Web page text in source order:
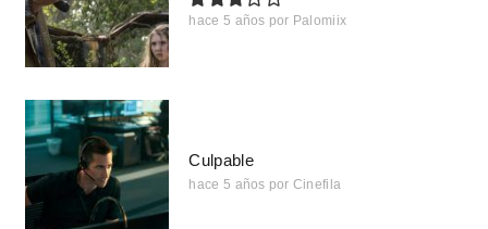
hace 5 años por Palomiix
Culpable
hace 5 años por Cinefila